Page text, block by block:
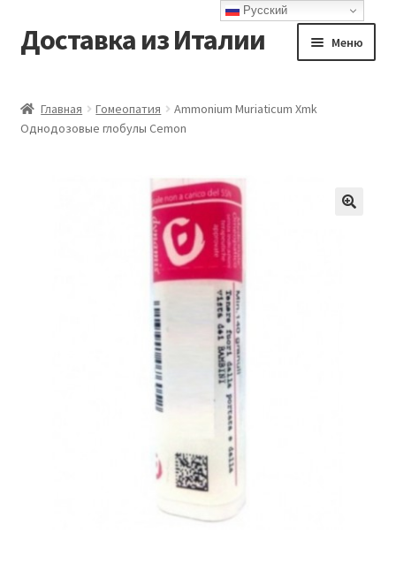
Перейти
к
Перейти
к
Доставка из Италии Меню
Доставка
Главная Гомеопатия
Ammonium Muriaticum Xmk
Однодозовые глобулы Cemon
Русский